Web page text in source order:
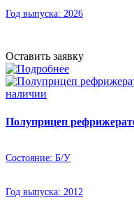
Год выпуска: 2026
Оставить заявку
наличии
Полуприцеп
Состояние: Б/У
Год выпуска: 2012